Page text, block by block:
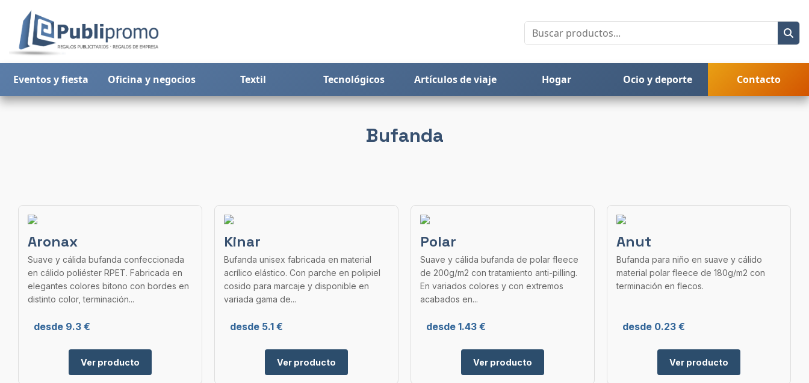
Eventos y fiesta Oficina y negocios Textil Tecnológicos Artículos de viaje Hogar Ocio y deporte Contacto
Bufanda
Aronax
Suave y cálida bufanda confeccionada
en cálido poliéster RPET. Fabricada en
elegantes colores bitono con bordes en
distinto color, terminación...
desde 9.3 €
Ver producto
Kinar
Bufanda unisex fabricada en material
acrílico elástico. Con parche en polipiel
cosido para marcaje y disponible en
variada gama de...
desde 5.1 €
Ver producto
Polar
Suave y cálida bufanda de polar fleece
de 200g/m2 con tratamiento anti-pilling.
En variados colores y con extremos
acabados en...
desde 1.43 €
Ver producto
Anut
Bufanda para niño en suave y cálido
material polar fleece de 180g/m2 con
terminación en flecos.
desde 0.23 €
Ver producto